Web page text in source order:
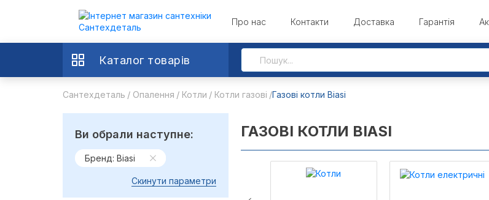
Про нас Контакти Доставка Гарантія
Каталог товарів
Сантехдеталь Опалення Котли Котли газові Газові котли Biasi
Ви обрали наступне:
Бренд: Biasi
Скинути параметри
ГАЗОВІ КОТЛИ BIASI